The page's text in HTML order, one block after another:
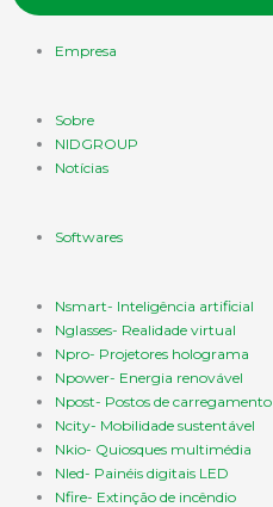
Empresa
Sobre
NIDGROUP
Notícias
Softwares
Nsmart- Inteligência artificial
Nglasses- Realidade virtual
Npro- Projetores holograma
Npower- Energia renovável
Npost- Postos de carregamento
Ncity- Mobilidade sustentável
Nkio- Quiosques multimédia
Nled- Painéis digitais LED
Nfire- Extinção de incêndio